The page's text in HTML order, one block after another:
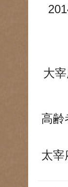
大
高
太